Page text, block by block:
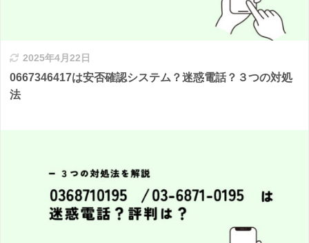
2025年4月22日
0667346417は安否確認システム？迷惑電話？３つの対処
法